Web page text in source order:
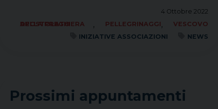
4 Ottobre 2022
APOSTOLATO DELLA PREGHIERA
, PELLEGRINAGGI,
VESCOVO
INIZIATIVE ASSOCIAZIONI
NEWS
Prossimi appuntamenti